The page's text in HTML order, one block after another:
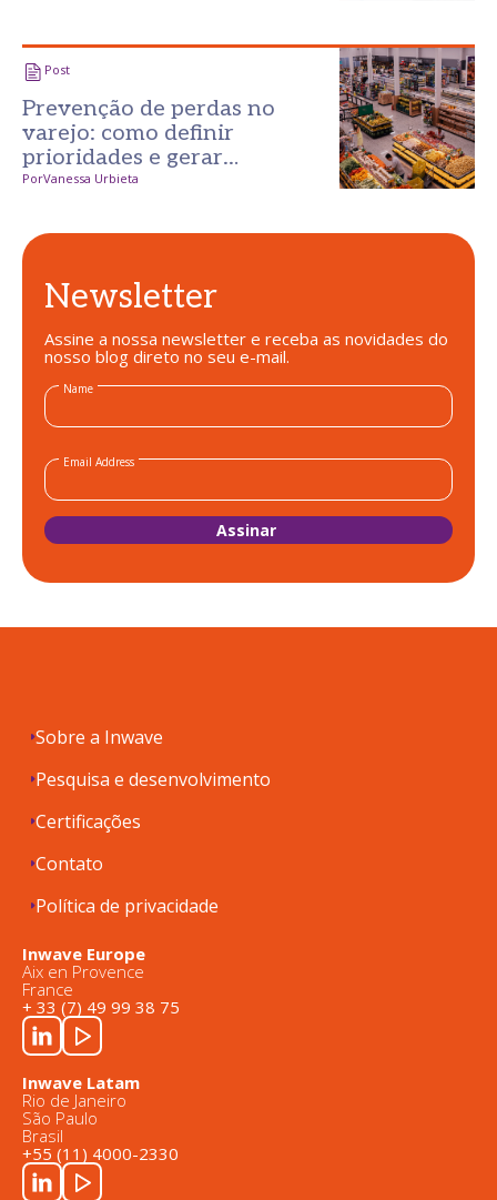
Post
Prevenção de perdas no
varejo: como definir
prioridades e gerar
resultados desde o primeiro
PorVanessa Urbieta
Newsletter
Assine a nossa newsletter e receba as novidades do
nosso blog direto no seu e-mail.
Name
Email Address
Sobre a Inwave
Pesquisa e desenvolvimento
Certificações
Contato
Política de privacidade
Inwave Europe
Aix en Provence
France
+ 33 (7) 49 99 38 75
Inwave Latam
Rio de Janeiro
São Paulo
Brasil
+55 (11) 4000-2330